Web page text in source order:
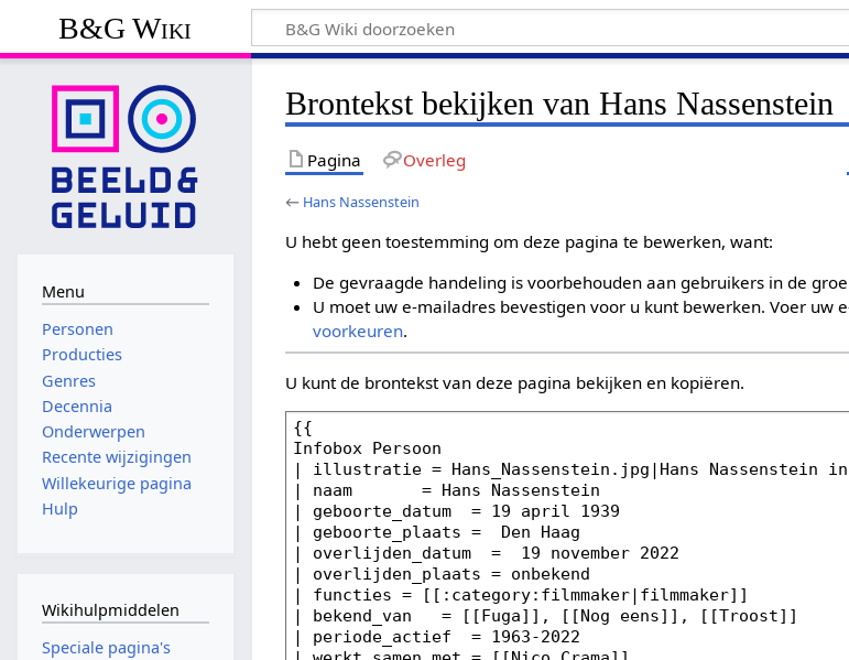
B&G Wiki
Brontekst bekijken van Hans Nassenstein
Pagina Overleg
← Hans Nassenstein
U hebt geen toestemming om deze pagina te bewerken, want:
De gevraagde handeling is voorbehouden aan gebruikers in de
U moet uw e-mailadres bevestigen voor u kunt bewerken. Voer uw
voorkeuren.
U kunt de brontekst van deze pagina bekijken en kopiëren.
Menu
Personen
Producties
Genres
Decennia
Onderwerpen
Recente wijzigingen
Willekeurige pagina
Hulp
Wikihulpmiddelen
Speciale pagina's